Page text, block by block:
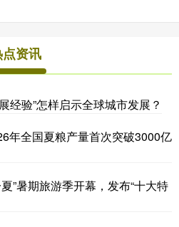
资讯
经验”怎样启示全球城市发展？
年全国夏粮产量首次突破3000亿
”暑期旅游季开幕，发布“十大特